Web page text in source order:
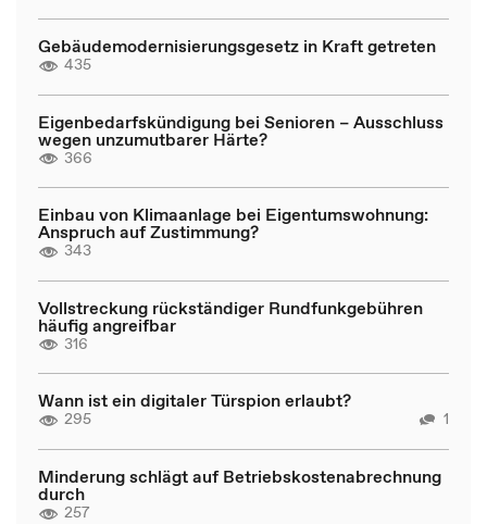
Gebäudemodernisierungsgesetz in Kraft getreten
435
Eigenbedarfskündigung bei Senioren – Ausschluss
wegen unzumutbarer Härte?
366
Einbau von Klimaanlage bei Eigentumswohnung:
Anspruch auf Zustimmung?
343
Vollstreckung rückständiger Rundfunkgebühren
häufig angreifbar
316
Wann ist ein digitaler Türspion erlaubt?
295 1
Minderung schlägt auf Betriebskostenabrechnung
durch
257